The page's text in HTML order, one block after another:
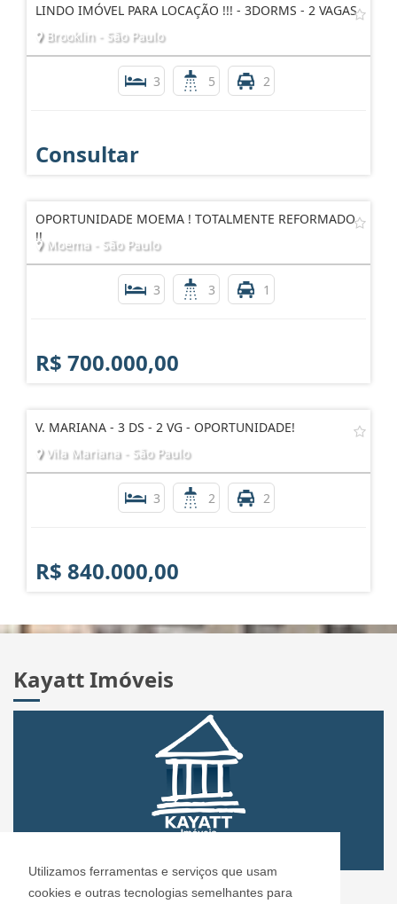
Utilizamos ferramentas e serviços que usam
cookies e outras tecnologias semelhantes para
LINDO IMÓVEL PARA LOCAÇÃO !!! - 3DORMS - 2 VAGAS
Brooklin - São Paulo
3 5 2
Consultar
OPORTUNIDADE MOEMA ! TOTALMENTE REFORMADO
!!Moema - São Paulo
3 3 1
R$ 700.000,00
V. MARIANA - 3 DS - 2 VG - OPORTUNIDADE!
Vila Mariana - São Paulo
3 2 2
R$ 840.000,00
Kayatt Imóveis
CRECI: 72.304